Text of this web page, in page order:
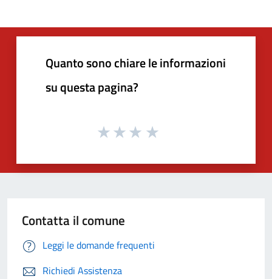
Quanto sono chiare le informazioni
su questa pagina?
Contatta il comune
Leggi le domande frequenti
Richiedi Assistenza